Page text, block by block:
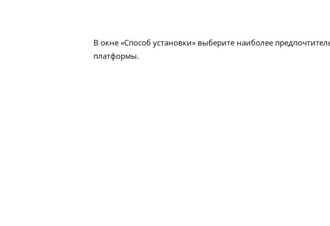
В окне «Способ установки» выберите наиболее
платформы.